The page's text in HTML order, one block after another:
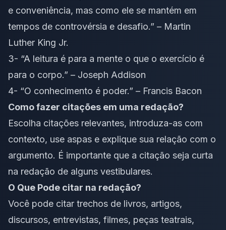
e conveniência, mas como ele se mantém em
tempos de controvérsia e desafio.” – Martin
Luther King Jr.
3- “A leitura é para a mente o que o exercício é
para o corpo.” – Joseph Addison
4- “O conhecimento é poder.” – Francis Bacon
Como fazer citações em uma redação?
Escolha citações relevantes, introduza-as com
contexto, use aspas e explique sua relação com o
argumento. É importante que a citação seja curta
na redação de alguns vestibulares.
O Que Pode citar na redação?
Você pode citar trechos de livros, artigos,
discursos, entrevistas, filmes, peças teatrais,